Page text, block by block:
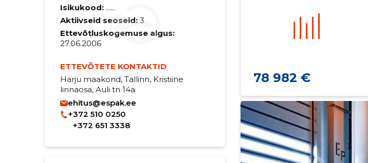
Isikukood: ......
Aktiivseid seoseid: 3
Ettevõtluskogemuse algus:
27.06.2006
ETTEVÕTETE KONTAKTID
Harju maakond, Tallinn, Kristiine
linnaosa, Auli tn 14a
ehitus@espak.ee
+372 510 0250
+372 651 3338
78 982 €